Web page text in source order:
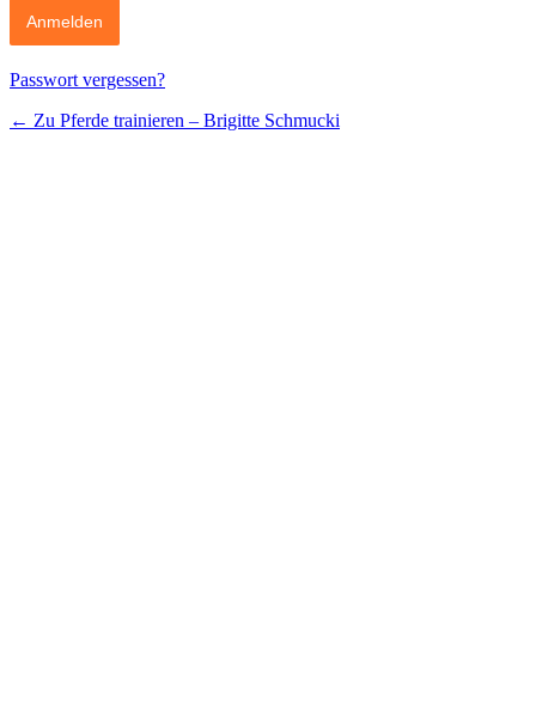
Passwort vergessen?
← Zu Pferde trainieren – Brigitte Schmucki